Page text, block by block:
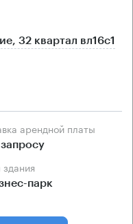
32 квартал вл16с1
арендной платы
здания
парк